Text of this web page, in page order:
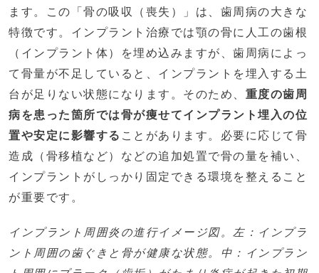
ます。この「骨の吸収（喪失）」は、歯周病の大きな
特徴です。インプラント治療では顎の骨に人工の歯根
（インプラント体）を埋め込みますが、歯周病によっ
て骨量が不足していると、インプラントを埋入する土
台が足りない状態になります。そのため、 重度の歯周
病を患った箇所では骨が痩せてインプラント埋入の位
置や安定に影響する ことがあります​。必要に応じて骨
造成（骨移植など）などの追加処置で骨の量を補い、
インプラントがしっかり固定できる環境を整えること
が重要です。
インプラント周囲炎の進行イメージ図。左：インプラ
ント周囲の歯ぐきと骨が健康な状態。中：インプラン